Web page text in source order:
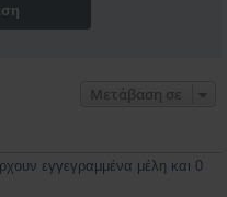
Μετάβαση σε
εγγεγραμμένα μέλη και 0